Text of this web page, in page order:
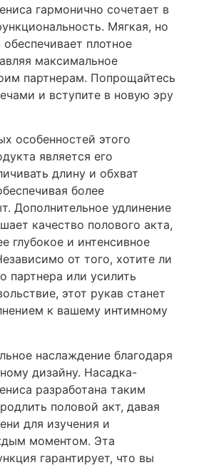
гармонично сочетает в
Мягкая, но
обеспечивает плотное
максимальное
партнерам. Попрощайтесь
и вступите в новую эру
особенностей этого
является его
длину и обхват
более
Дополнительное удлинение
качество полового акта,
глубокое и интенсивное
от того, хотите ли
партнера или усилить
этот рукав станет
к вашему интимному
наслаждение благодаря
дизайну. Насадка-
разработана таким
половой акт, давая
для изучения и
моментом. Эта
гарантирует, что вы